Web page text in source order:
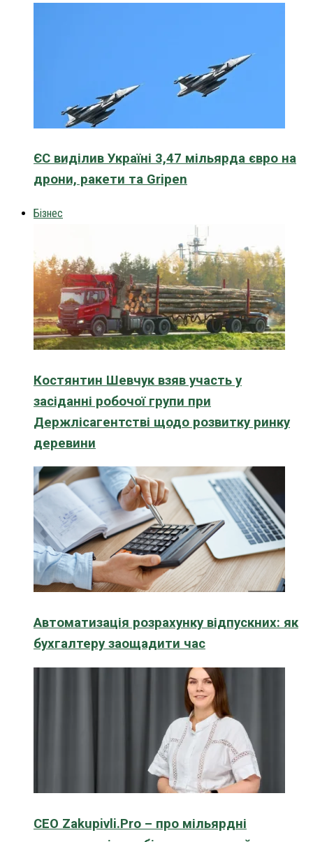
ЄС виділив Україні 3,47 мільярда євро на
дрони, ракети та Gripen
Бізнес
Костянтин Шевчук взяв участь у
засіданні робочої групи при
Держлісагентстві щодо розвитку ринку
деревини
Автоматизація розрахунку відпускних: як
бухгалтеру заощадити час
CEO Zakupivli.Pro – про мільярдні